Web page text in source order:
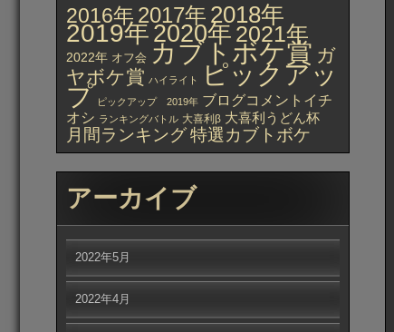
2016年 2017年 2018年
2019年2020年 2021年
2022年 オフ会 カブトボケ賞 ガ
ヤボケ賞 ハイライト ピックアッ
プ ピックアップ 2019年 ブログコメントイチ
オシ ランキングバトル 大喜利β 大喜利うどん杯
月間ランキング特選カブトボケ
アーカイブ
2022年5月
2022年4月